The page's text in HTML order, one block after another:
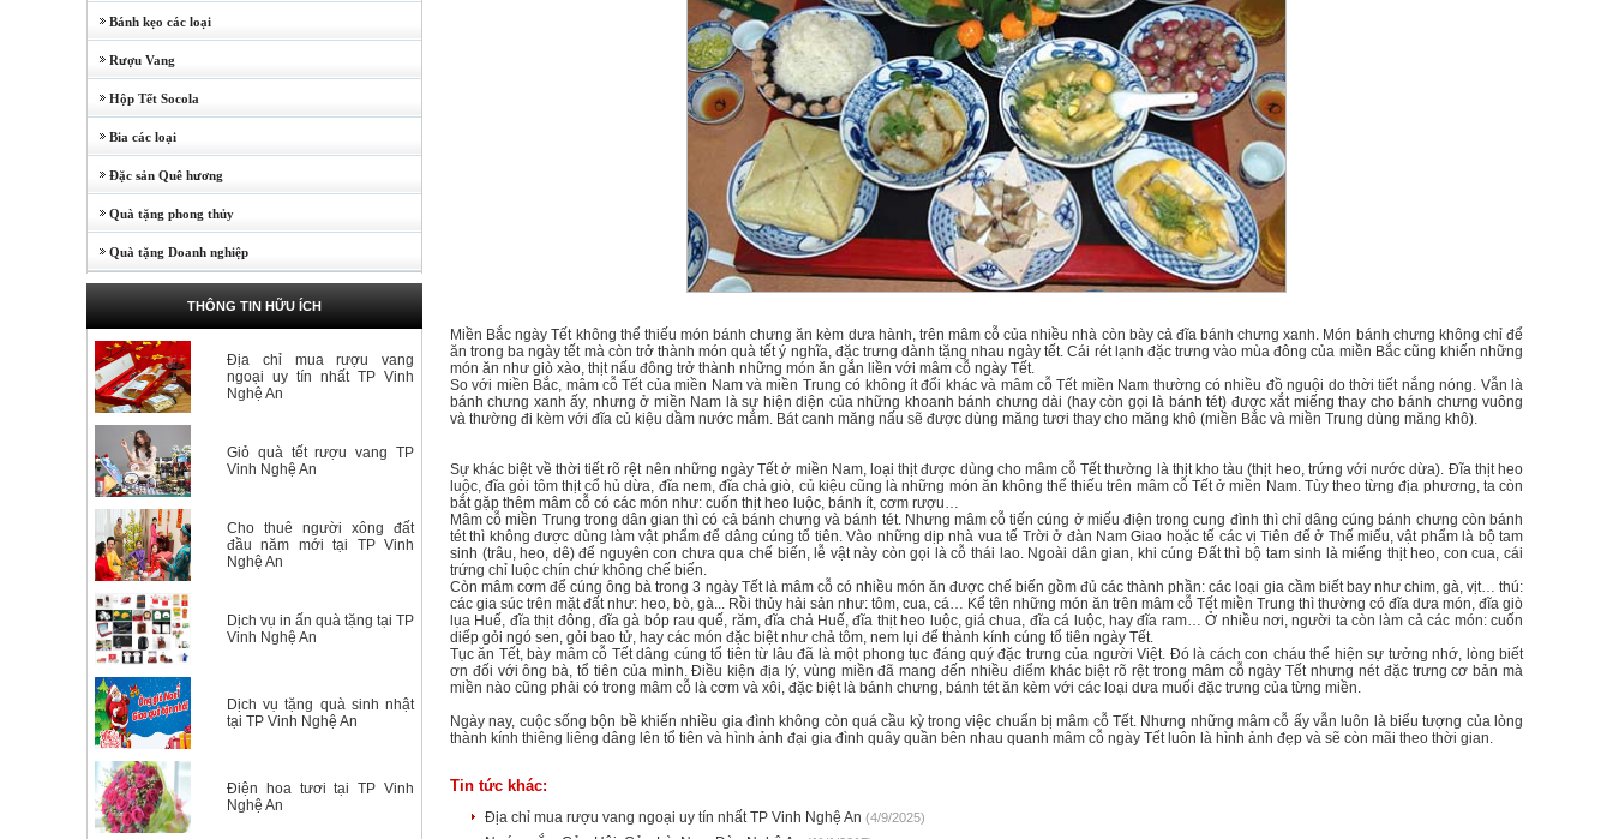
Bánh kẹo các loại
Rượu Vang
Hộp Tết Socola
Bia các loại
Đặc sản Quê hương
Quà tặng phong thủy
Quà tặng Doanh nghiệp
THÔNG TIN HỮU ÍCH
Địa chỉ mua rượu vang
ngoại uy tín nhất TP Vinh
Nghệ An
Giỏ quà tết rượu vang TP
Vinh Nghệ An
Cho thuê người xông đất
đầu năm mới tại TP Vinh
Nghệ An
Dịch vụ in ấn quà tặng tại TP
Vinh Nghệ An
Dịch vụ tặng quà sinh nhật
tại TP Vinh Nghệ An
Điện hoa tươi tại TP Vinh
Nghệ An
Miền Bắc ngày Tết không thể thiếu món bánh chưng ăn kèm dưa hành, trên mâm cỗ của nhiều nhà còn bày cả đĩa bánh chưng xanh. Món bánh chưng không chỉ để
ăn trong ba ngày tết mà còn trở thành món quà tết ý nghĩa, đặc trưng dành tặng nhau ngày tết. Cái rét lạnh đặc trưng vào mùa đông của miền Bắc cũng khiến những
món ăn như giò xào, thịt nấu đông trở thành những món ăn gắn liền với mâm cỗ ngày Tết.
So với miền Bắc, mâm cỗ Tết của miền Nam và miền Trung có không ít đổi khác và mâm cỗ Tết miền Nam thường có nhiều đồ nguội do thời tiết nắng nóng. Vẫn là
bánh chưng xanh ấy, nhưng ở miền Nam là sự hiện diện của những khoanh bánh chưng dài (hay còn gọi là bánh tét) được xắt miếng thay cho bánh chưng vuông
và thường đi kèm với đĩa củ kiệu dầm nước mắm. Bát canh măng nấu sẽ được dùng măng tươi thay cho măng khô (miền Bắc và miền Trung dùng măng khô).
Sự khác biệt về thời tiết rõ rệt nên những ngày Tết ở miền Nam, loại thịt được dùng cho mâm cỗ Tết thường là thịt kho tàu (thịt heo, trứng với nước dừa). Đĩa thịt heo
luộc, đĩa gỏi tôm thịt cổ hủ dừa, đĩa nem, đĩa chả giò, củ kiệu cũng là những món ăn không thể thiếu trên mâm cỗ Tết ở miền Nam. Tùy theo từng địa phương, ta còn
bắt gặp thêm mâm cỗ có các món như: cuốn thịt heo luộc, bánh ít, cơm rượu…
Mâm cỗ miền Trung trong dân gian thì có cả bánh chưng và bánh tét. Nhưng mâm cỗ tiến cúng ở miếu điện trong cung đình thì chỉ dâng cúng bánh chưng còn bánh
tét thì không được dùng làm vật phẩm để dâng cúng tổ tiên. Vào những dịp nhà vua tế Trời ở đàn Nam Giao hoặc tế các vị Tiên đế ở Thế miếu, vật phẩm là bộ tam
sinh (trâu, heo, dê) để nguyên con chưa qua chế biến, lễ vật này còn gọi là cỗ thái lao. Ngoài dân gian, khi cúng Đất thì bộ tam sinh là miếng thịt heo, con cua, cái
trứng chỉ luộc chín chứ không chế biến.
Còn mâm cơm để cúng ông bà trong 3 ngày Tết là mâm cỗ có nhiều món ăn được chế biến gồm đủ các thành phần: các loại gia cầm biết bay như chim, gà, vịt… thú:
các gia súc trên mặt đất như: heo, bò, gà... Rồi thủy hải sản như: tôm, cua, cá… Kể tên những món ăn trên mâm cỗ Tết miền Trung thì thường có đĩa dưa món, đĩa giò
lụa Huế, đĩa thịt đông, đĩa gà bóp rau quế, răm, đĩa chả Huế, đĩa thịt heo luộc, giá chua, đĩa cá luộc, hay đĩa ram… Ở nhiều nơi, người ta còn làm cả các món: cuốn
diếp gỏi ngó sen, gỏi bao tử, hay các món đặc biệt như chả tôm, nem lụi để thành kính cúng tổ tiên ngày Tết.
Tục ăn Tết, bày mâm cỗ Tết dâng cúng tổ tiên từ lâu đã là một phong tục đáng quý đặc trưng của người Việt. Đó là cách con cháu thể hiện sự tưởng nhớ, lòng biết
ơn đối với ông bà, tổ tiên của mình. Điều kiện địa lý, vùng miền đã mang đến nhiều điểm khác biệt rõ rệt trong mâm cỗ ngày Tết nhưng nét đặc trưng cơ bản mà
miền nào cũng phải có trong mâm cỗ là cơm và xôi, đặc biệt là bánh chưng, bánh tét ăn kèm với các loại dưa muối đặc trưng của từng miền.
Ngày nay, cuộc sống bộn bề khiến nhiều gia đình không còn quá cầu kỳ trong việc chuẩn bị mâm cỗ Tết. Nhưng những mâm cỗ ấy vẫn luôn là biểu tượng của lòng
thành kính thiêng liêng dâng lên tổ tiên và hình ảnh đại gia đình quây quần bên nhau quanh mâm cỗ ngày Tết luôn là hình ảnh đẹp và sẽ còn mãi theo thời gian.
Tin tức khác:
Địa chỉ mua rượu vang ngoại uy tín nhất TP Vinh Nghệ An (4/9/2025)